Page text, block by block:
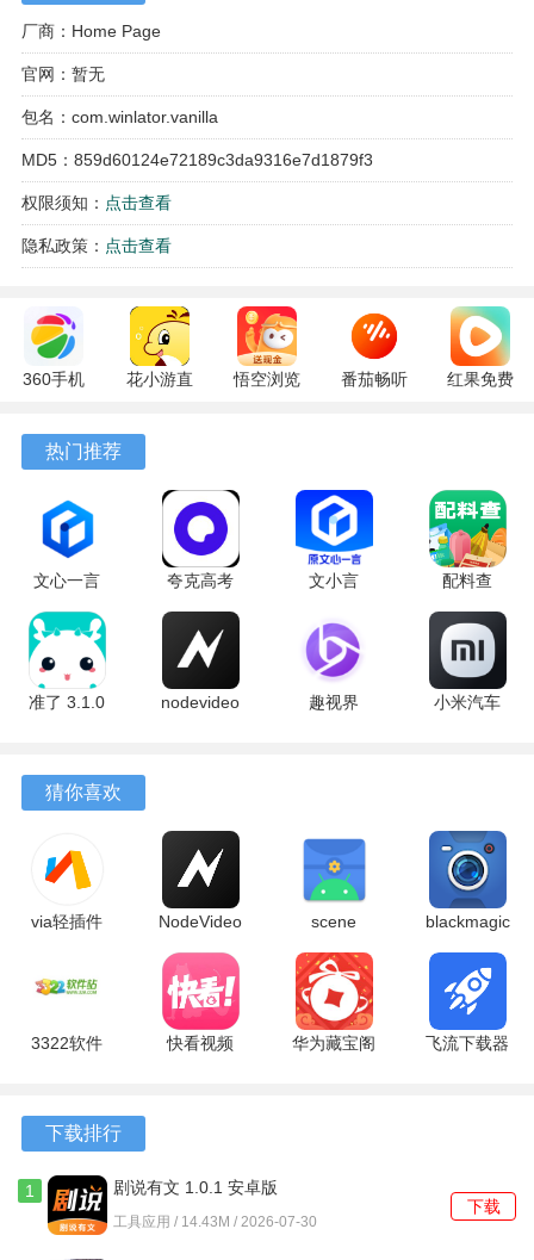
2、内置了独立的文件管理器，无需进入容器即可为游戏创建
快捷方式，简化了游戏启动和管理流程。
厂商：Home Page
官网：暂无
包名：com.winlator.vanilla
MD5：859d60124e72189c3da9316e7d1879f3
权限须知： 点击查看
隐私政策： 点击查看
360手机
10.13.27
最新版
花小游直
17.9.56
悟空浏览
番茄畅听
红果免费
热门推荐
文心一言
4.0
5.16.0.10
最新版
夸克高考
10.14.0.1115
最新版
文小言
安卓版
配料查
3.0.1 官方
版
准了 3.1.0
nodevideo
趣视界
小米汽车
猜你喜欢
via轻插件
版
NodeVideo
破解版
8.7.2 最新
版
scene
6.3.12 final
安卓版
blackmagic
3.1.2.0012
安卓版
3322软件
快看视频
华为藏宝阁
飞流下载器
下载排行
1 剧说有文 1.0.1 安卓版
工具应用 / 14.43M / 2026-07-30
下载